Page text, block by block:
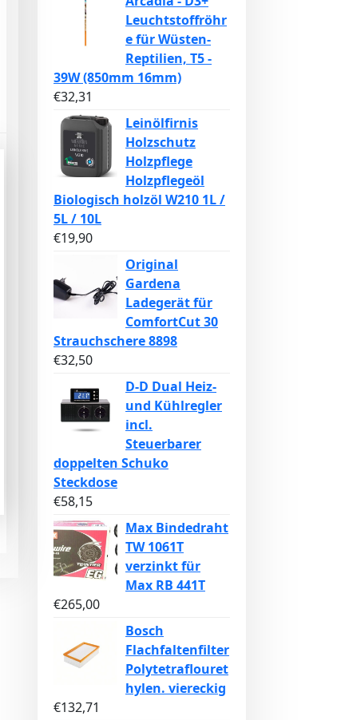
Leuchtstoffröhr
e für Wüsten-
Reptilien, T5 -
39W (850mm 16mm)
€32,31
Leinölfirnis
Holzschutz
Holzpflege
Holzpflegeöl
Biologisch holzöl W210 1L /
5L / 10L
€19,90
Original
Gardena
Ladegerät für
ComfortCut 30
Strauchschere 8898
€32,50
D-D Dual Heiz-
und Kühlregler
incl.
Steuerbarer
doppelten Schuko
Steckdose
€58,15
Max Bindedraht
TW 1061T
verzinkt für
Max RB 441T
€265,00
Bosch
Flachfaltenfilter
Polytetraflouret
hylen. viereckig
€132,71